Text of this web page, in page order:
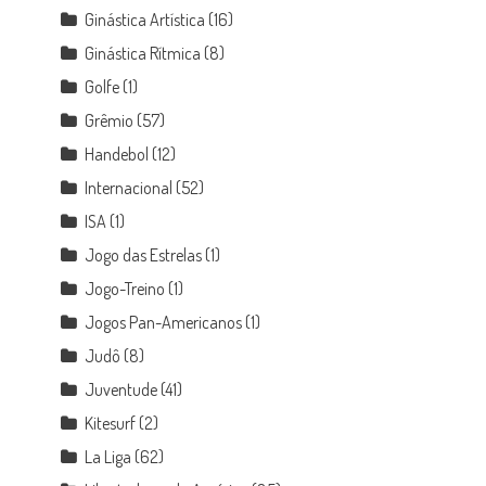
Ginástica Artística (16)
Ginástica Rítmica (8)
Golfe (1)
Grêmio (57)
Handebol (12)
Internacional (52)
ISA (1)
Jogo das Estrelas (1)
Jogo-Treino (1)
Jogos Pan-Americanos (1)
Judô (8)
Juventude (41)
Kitesurf (2)
La Liga (62)